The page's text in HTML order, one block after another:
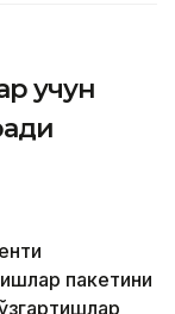
учун
пакетини